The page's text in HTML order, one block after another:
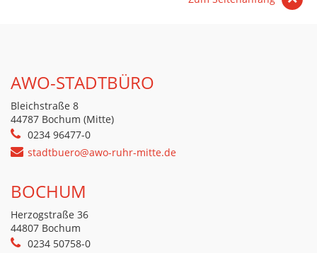
AWO-STADTBÜRO
Bleichstraße 8
44787 Bochum (Mitte)
0234 96477-0
stadtbuero@awo-ruhr-mitte.de
BOCHUM
Herzogstraße 36
44807 Bochum
0234 50758-0